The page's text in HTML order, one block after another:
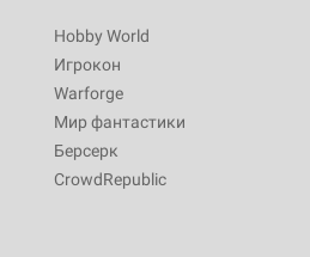
Hobby World
Игрокон
Warforge
Мир фантастики
Берсерк
CrowdRepublic